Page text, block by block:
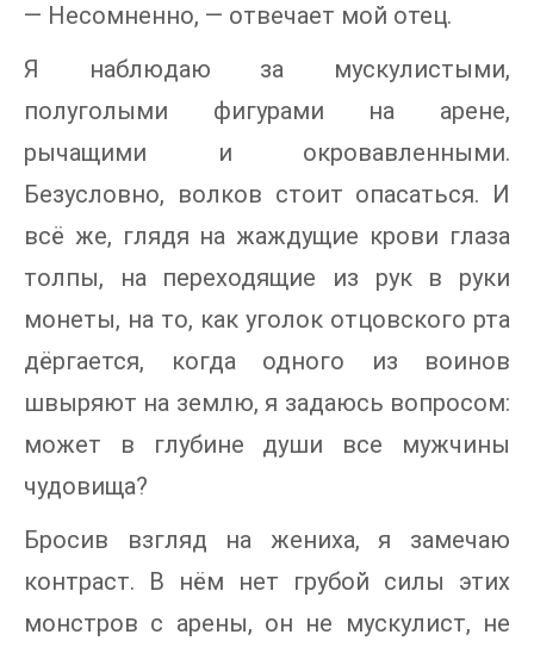
— Несомненно, — отвечает мой отец.
Я наблюдаю за мускулистыми,
полуголыми фигурами на арене,
рычащими и окровавленными.
Безусловно, волков стоит опасаться. И
всё же, глядя на жаждущие крови глаза
толпы, на переходящие из рук в руки
монеты, на то, как уголок отцовского рта
дёргается, когда одного из воинов
швыряют на землю, я задаюсь вопросом:
может в глубине души все мужчины
чудовища?
Бросив взгляд на жениха, я замечаю
контраст. В нём нет грубой силы этих
монстров с арены, он не мускулист, не